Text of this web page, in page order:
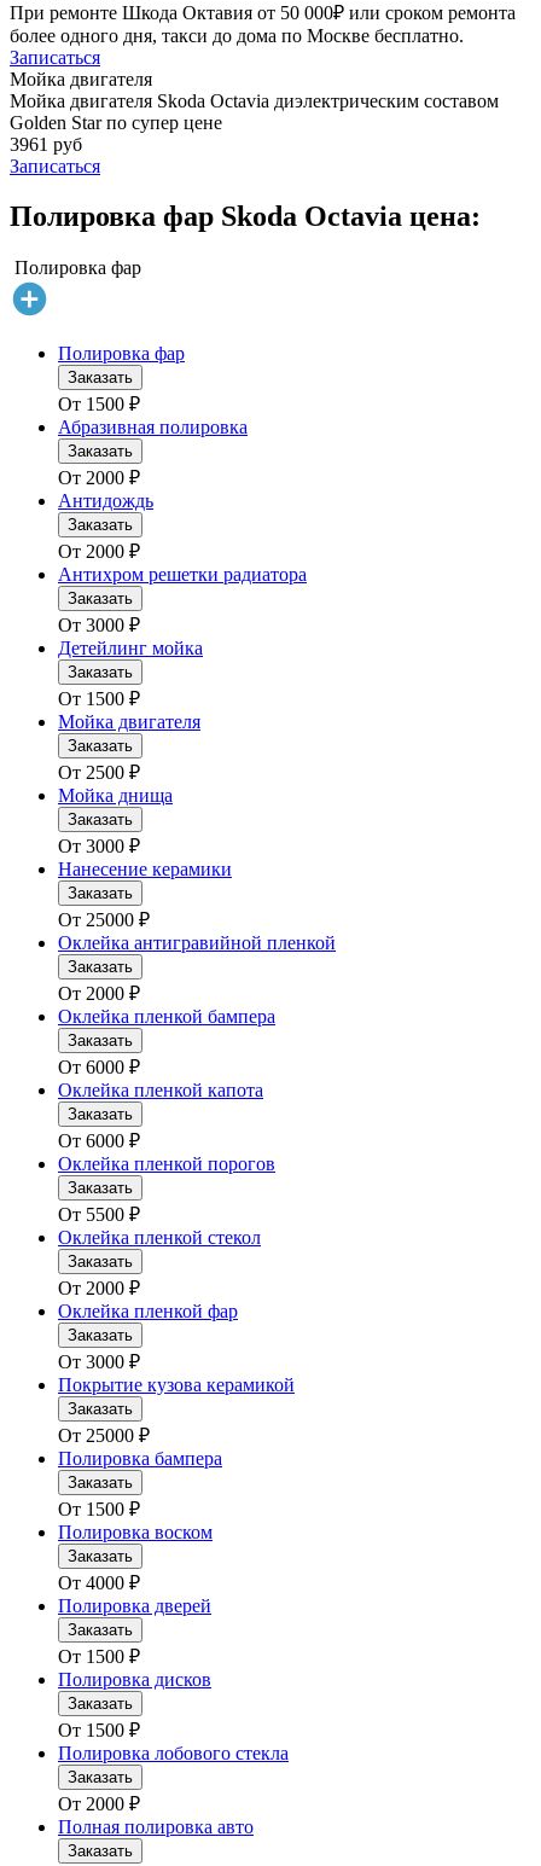
При ремонте Шкода Октавия от 50 000₽ или сроком ремонта
более одного дня, такси до дома по Москве бесплатно.
Записаться
Мойка двигателя
Мойка двигателя Skoda Octavia диэлектрическим составом
Golden Star по супер цене
3961 руб
Записаться
Полировка фар Skoda Octavia цена:
Полировка фар
Полировка фар
Заказать
От 1500 ₽
Абразивная полировка
Заказать
От 2000 ₽
Антидождь
Заказать
От 2000 ₽
Антихром решетки радиатора
Заказать
От 3000 ₽
Детейлинг мойка
Заказать
От 1500 ₽
Мойка двигателя
Заказать
От 2500 ₽
Мойка днища
Заказать
От 3000 ₽
Нанесение керамики
Заказать
От 25000 ₽
Оклейка антигравийной пленкой
Заказать
От 2000 ₽
Оклейка пленкой бампера
Заказать
От 6000 ₽
Оклейка пленкой капота
Заказать
От 6000 ₽
Оклейка пленкой порогов
Заказать
От 5500 ₽
Оклейка пленкой стекол
Заказать
От 2000 ₽
Оклейка пленкой фар
Заказать
От 3000 ₽
Покрытие кузова керамикой
Заказать
От 25000 ₽
Полировка бампера
Заказать
От 1500 ₽
Полировка воском
Заказать
От 4000 ₽
Полировка дверей
Заказать
От 1500 ₽
Полировка дисков
Заказать
От 1500 ₽
Полировка лобового стекла
Заказать
От 2000 ₽
Полная полировка авто
Заказать